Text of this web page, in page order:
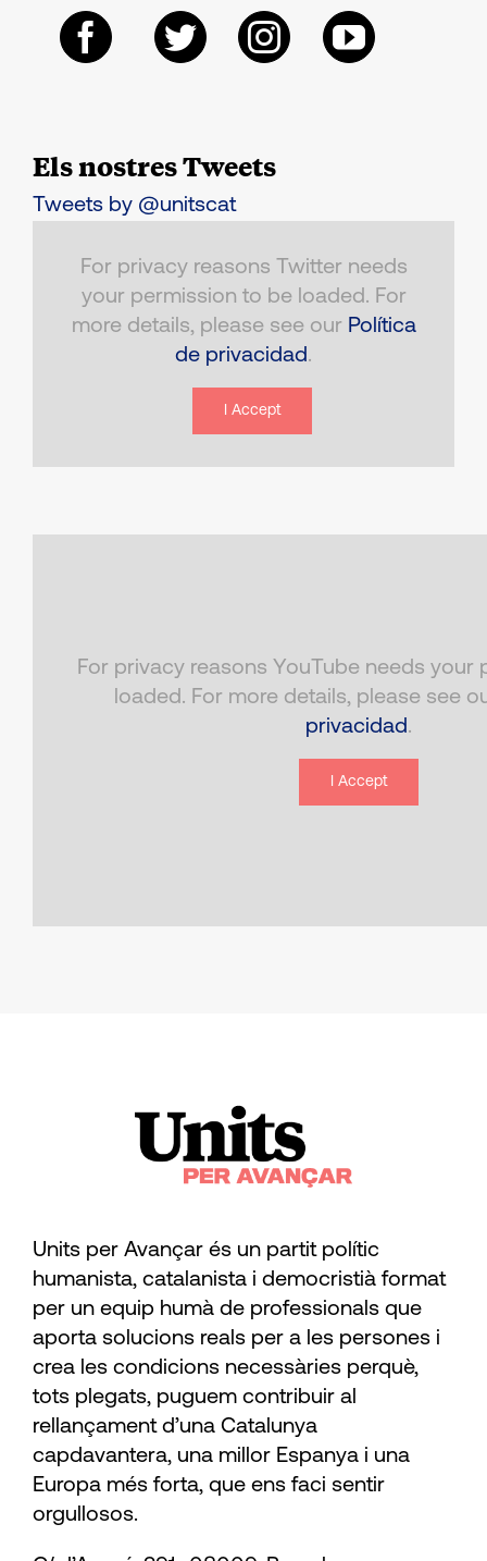
Els nostres Tweets
Tweets by @unitscat
For privacy reasons Twitter needs
your permission to be loaded. For
more details, please see our Política
de privacidad.
I Accept
For privacy reasons YouTube needs your
loaded. For more details, please see
privacidad.
I Accept
Units per Avançar és un partit polític
humanista, catalanista i democristià format
per un equip humà de professionals que
aporta solucions reals per a les persones i
crea les condicions necessàries perquè,
tots plegats, puguem contribuir al
rellançament d’una Catalunya
capdavantera, una millor Espanya i una
Europa més forta, que ens faci sentir
orgullosos.